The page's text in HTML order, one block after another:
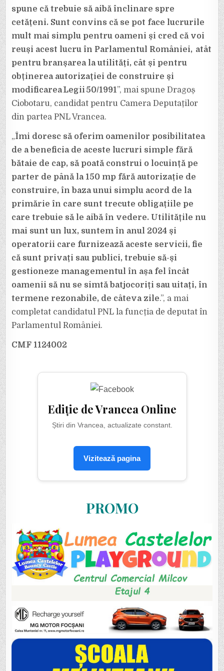
spune că trebuie să aibă înclinare spre
cetățeni. Sunt convins că se pot face lucrurile
mult mai simplu pentru oameni și cred că voi
reuși acest lucru în Parlamentul României, atât
pentru branșarea la utilități, cât și pentru
obținerea autorizației de construire și
modificarea Legii 50/1991”, mai spune Dragoș
Ciobotaru, candidat pentru Camera Deputaților
din partea PNL Vrancea.
„Îmi doresc să oferim oamenilor posibilitatea
de a beneficia de aceste lucruri simple fără
bătaie de cap, să poată construi o locuință pe
parter de până la 150 mp fără autorizație de
construire, în baza unui simplu acord de la
primărie în care sunt trecute obligațiile pe
care trebuie să le aibă în vedere. Utilitățile nu
mai sunt un lux, suntem în anul 2024 și
operatorii care furnizează aceste servicii, fie
că sunt privați sau publici, trebuie să-și
gestioneze managementul în așa fel încât
oamenii să nu se simtă batjocoriți sau uitați, în
termene rezonabile, de câteva zile.”, a mai
completat candidatul PNL la funcția de deputat în
Parlamentul României.
CMF 1124002
Ediție de Vrancea Online
Știri din Vrancea, actualizate constant.
Vizitează pagina
PROMO